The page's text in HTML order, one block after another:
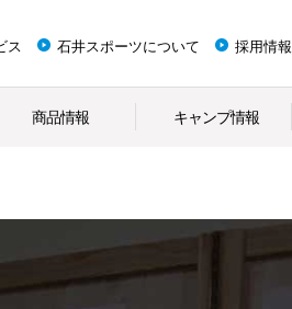
ス 石井スポーツについて 採用情報
商品情報 キャンプ情報